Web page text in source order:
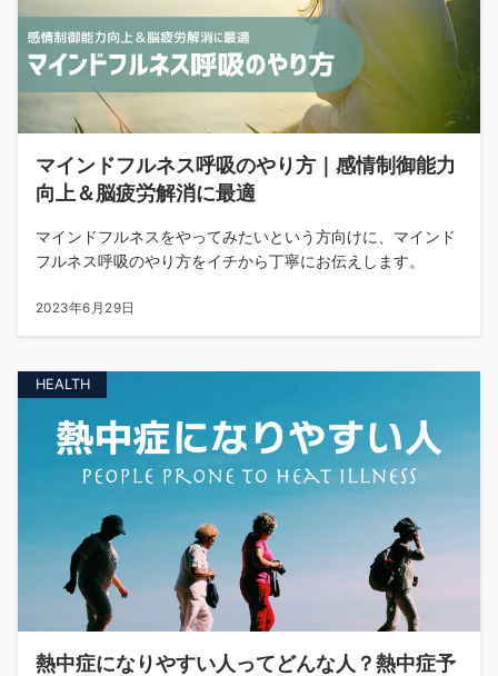
マインドフルネス呼吸のやり方｜感情制御能力
向上＆脳疲労解消に最適
マインドフルネスをやってみたいという方向けに、マインド
フルネス呼吸のやり方をイチから丁寧にお伝えします。
2023年6月29日
HEALTH
熱中症になりやすい人ってどんな人？熱中症予